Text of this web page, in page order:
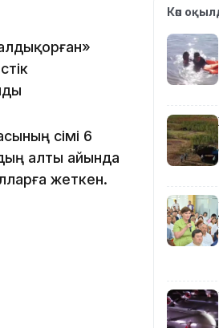
өсімі 6
алты айында
жеткен.
13:39
12:40
Көп